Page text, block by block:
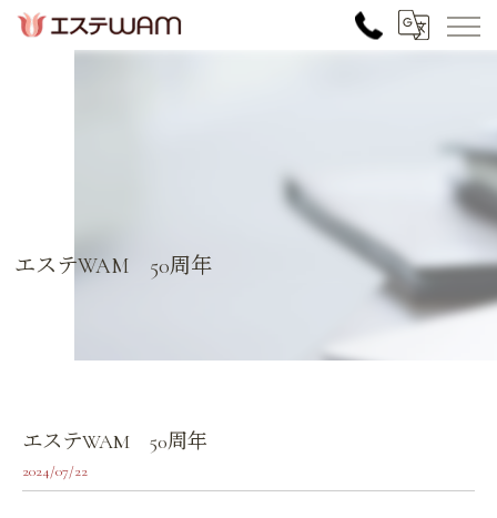
エステWAM 50周年
エステWAM 50周年
2024/07/22